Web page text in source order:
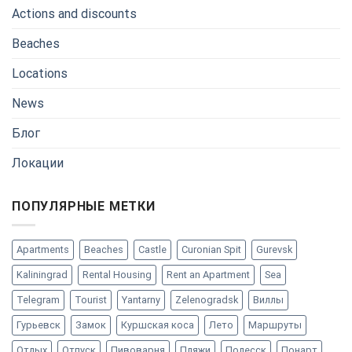
Actions and discounts
Beaches
Locations
News
Блог
Локации
ПОПУЛЯРНЫЕ МЕТКИ
Apartments Beaches Castle Curonian Spit Gurevsk
Kaliningrad Rental Housing Rent an Apartment Sea
Telegram Tourist Yantarny Zelenogradsk Виллы
Гурьевск Замок Куршская коса Лето Маршруты